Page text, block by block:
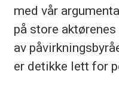
med vår
på store
av
er detikke lett for